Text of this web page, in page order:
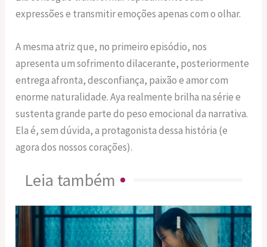
expressões e transmitir emoções apenas com o olhar.
A mesma atriz que, no primeiro episódio, nos
apresenta um sofrimento dilacerante, posteriormente
entrega afronta, desconfiança, paixão e amor com
enorme naturalidade. Aya realmente brilha na série e
sustenta grande parte do peso emocional da narrativa.
Ela é, sem dúvida, a protagonista dessa história (e
agora dos nossos corações).
Leia também